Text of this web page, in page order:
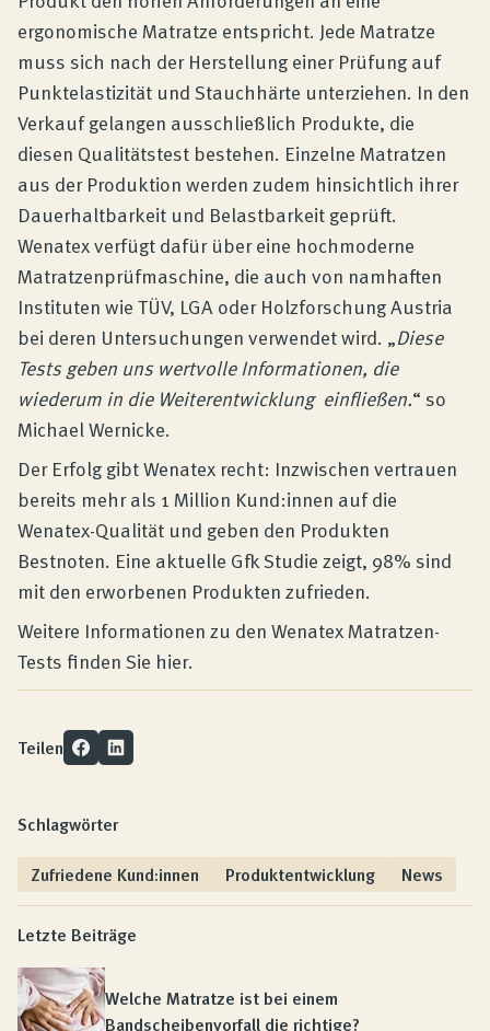
ergonomische Matratze entspricht. Jede Matratze
muss sich nach der Herstellung einer Prüfung auf
Punktelastizität und Stauchhärte unterziehen. In den
Verkauf gelangen ausschließlich Produkte, die
diesen Qualitätstest bestehen. Einzelne Matratzen
aus der Produktion werden zudem hinsichtlich ihrer
Dauerhaltbarkeit und Belastbarkeit geprüft.
Wenatex verfügt dafür über eine hochmoderne
Matratzenprüfmaschine, die auch von namhaften
Instituten wie TÜV, LGA oder Holzforschung Austria
bei deren Untersuchungen verwendet wird. „Diese
Tests geben uns wertvolle Informationen, die
wiederum in die Weiterentwicklung einfließen.“ so
Michael Wernicke.
Der Erfolg gibt Wenatex recht: Inzwischen vertrauen
bereits mehr als 1 Million Kund:innen auf die
Wenatex-Qualität und geben den Produkten
Bestnoten. Eine aktuelle Gfk Studie zeigt, 98% sind
mit den erworbenen Produkten zufrieden.
Weitere Informationen zu den Wenatex Matratzen-
Tests finden Sie hier.
Teilen
Schlagwörter
Zufriedene Kund:innen
Produktentwicklung News
Letzte Beiträge
Welche Matratze ist bei einem
Bandscheibenvorfall die richtige?